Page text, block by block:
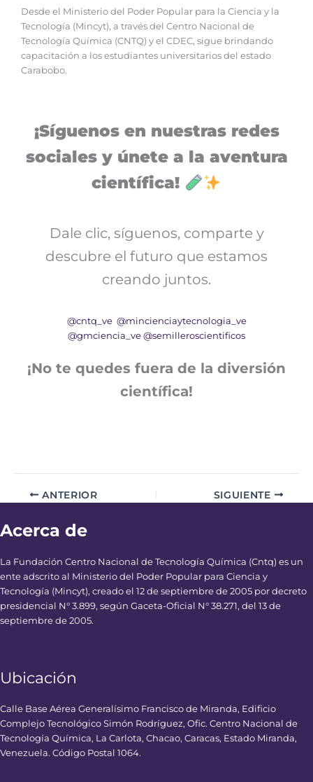
Desde el Ministerio del Poder Popular para la Ciencia y la
Tecnología (Mincyt), a través del Centro Nacional de
Tecnología Química (CNTQ) y el CDEC, sigue brindando
capacitación a los estudiantes universitarios del estado
Carabobo.
¡Síguenos en nuestras redes
sociales y únete a la aventura
científica!
Dale clic, síguenos, comparte y
descubre el futuro que estamos
creando juntos.
@cntq_ve @mincienciaytecnologia_ve
@gmciencia_ve @semilleroscientificos
¡No te quedes fuera de la diversión
científica!
ANTERIOR SIGUIENTE
Acerca de
La Fundación Centro Nacional de Tecnología Química (Cntq) es un
ente adscrito al Ministerio del Poder Popular para Ciencia y
Tecnología (Mincyt), creado el 12 de septiembre de 2005 por decreto
presidencial N° 3.899, según Gaceta-Oficial N° 38.271, del 13 de
septiembre de 2005.
Ubicación
Calle Base Aérea Generalísimo Francisco de Miranda, Edificio
Complejo Tecnológico Simón Rodríguez, Ofic. Centro Nacional de
Tecnología Química, La Carlota, Chacao, Caracas, Estado Miranda,
Venezuela. Código Postal 1064.